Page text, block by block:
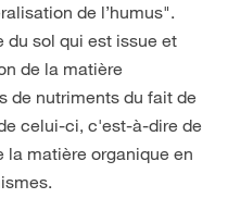
de l’humus".
du sol qui est issue et
de la matière
de nutriments du fait de
celui-ci, c'est-à-dire de
la matière organique en